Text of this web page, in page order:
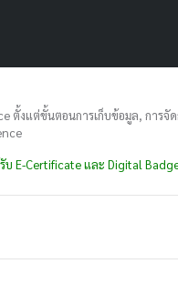
ตั้งแต่ขั้นตอนการเก็บข้อมูล, การจัด
E-Certificate และ Digital